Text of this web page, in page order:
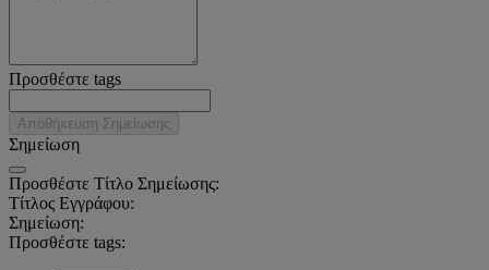
Προσθέστε tags
Αποθήκευση Σημείωσης
Σημείωση
Προσθέστε Τίτλο Σημείωσης:
Τίτλος Εγγράφου:
Σημείωση:
Προσθέστε tags: